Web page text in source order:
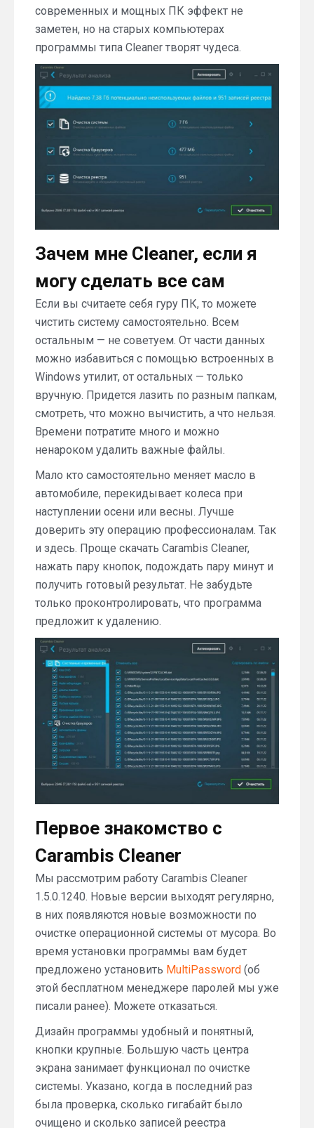
современных и мощных ПК эффект не
заметен, но на старых компьютерах
программы типа Cleaner творят чудеса.
Зачем мне Cleaner, если я
могу сделать все сам
Если вы считаете себя гуру ПК, то можете
чистить систему самостоятельно. Всем
остальным — не советуем. От части данных
можно избавиться с помощью встроенных в
Windows утилит, от остальных — только
вручную. Придется лазить по разным папкам,
смотреть, что можно вычистить, а что нельзя.
Времени потратите много и можно
ненароком удалить важные файлы.
Мало кто самостоятельно меняет масло в
автомобиле, перекидывает колеса при
наступлении осени или весны. Лучше
доверить эту операцию профессионалам. Так
и здесь. Проще скачать Carambis Cleaner,
нажать пару кнопок, подождать пару минут и
получить готовый результат. Не забудьте
только проконтролировать, что программа
предложит к удалению.
Первое знакомство с
Carambis Cleaner
Мы рассмотрим работу Carambis Cleaner
1.5.0.1240. Новые версии выходят регулярно,
в них появляются новые возможности по
очистке операционной системы от мусора. Во
время установки программы вам будет
предложено установить MultiPassword (об
этой бесплатном менеджере паролей мы уже
писали ранее). Можете отказаться.
Дизайн программы удобный и понятный,
кнопки крупные. Большую часть центра
экрана занимает функционал по очистке
системы. Указано, когда в последний раз
была проверка, сколько гигабайт было
очищено и сколько записей реестра